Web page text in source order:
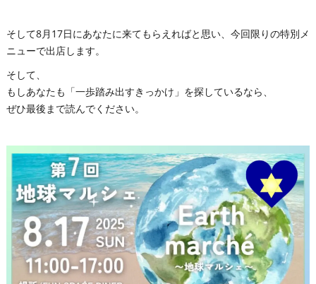
そして8月17日にあなたに来てもらえればと思い、今回限りの特別メ
ニューで出店します。
そして、
もしあなたも「一歩踏み出すきっかけ」を探しているなら、
ぜひ最後まで読んでください。